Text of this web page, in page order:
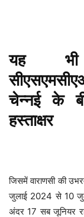
यह
चेन्नई के
हस्ताक्षर
जिसमें वाराणसी की
जुलाई 2024 से 10
अंदर 17 सब जूनियर